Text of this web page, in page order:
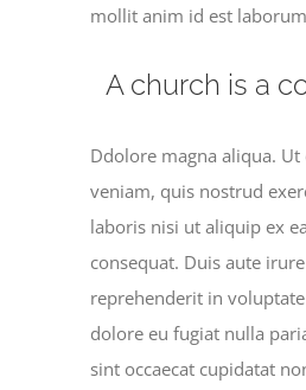
mollit anim id est
A church is a
Ddolore magna aliqua.
veniam, quis nostrud
laboris nisi ut aliquip ex
consequat. Duis aute
reprehenderit in
dolore eu fugiat nulla
sint occaecat cupidatat